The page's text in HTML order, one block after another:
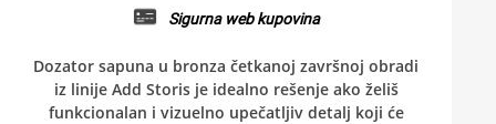
Sigurna web kupovina
Dozator sapuna u bronza četkanoj završnoj obradi
iz linije Add Storis je idealno rešenje ako želiš
funkcionalan i vizuelno upečatljiv detalj koji će